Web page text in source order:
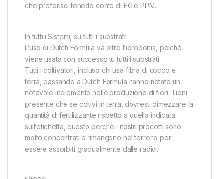
che preferisci tenedo conto di EC e PPM.
In tutti i Sistemi, su tutti i substrati!
L’uso di Dutch Formula va oltre l’idroponia, poichè
viene usata con successo tu tutti i substrati.
Tutti i coltivatori, incluso chi usa fibra di cocco e
terra, passando a Dutch Formula hanno notato un
notevole incremento nelle produzione di fiori. Tieni
presente che se coltivi in terra, dovresti dimezzare la
quantità di fertilizzante rispetto a quella indicata
sull’etichetta, questo perchè i nostri prodotti sono
molto concentrati e rimangono nel terreno per
essere assorbiti gradualmente dalle radici.